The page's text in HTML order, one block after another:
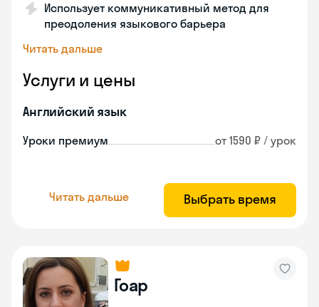
Использует коммуникативный метод для
преодоления языкового барьера
Читать дальше
Услуги и цены
Английский язык
Уроки премиум от 1590 ₽ / урок
Читать дальше Выбрать время
Гоар